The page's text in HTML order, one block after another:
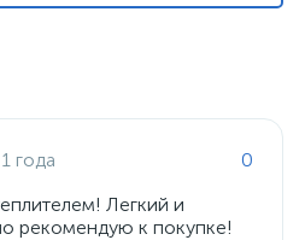
года
0
Легкий и
рекомендую к покупке!